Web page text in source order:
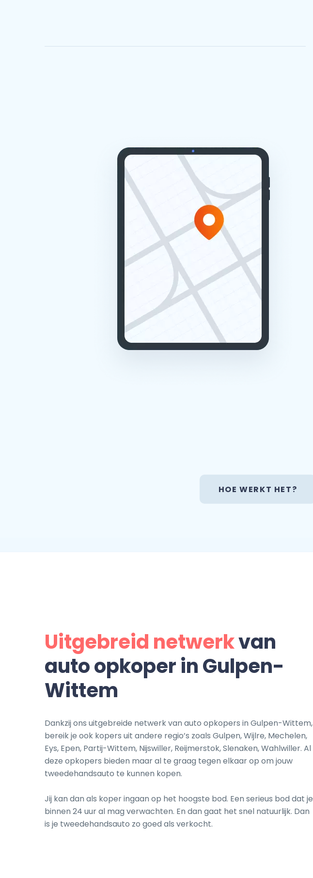
HOE WERKT HET?
Uitgebreid netwerkvan
auto opkoper in Gulpen-
Wittem
Dankzij ons uitgebreide netwerk van auto opkopers in Gulpen-Wittem,
bereik je ook kopers uit andere regio’s zoals Gulpen, Wijlre, Mechelen,
Eys, Epen, Partij-Wittem, Nijswiller, Reijmerstok, Slenaken, Wahlwiller. Al
deze opkopers bieden maar al te graag tegen elkaar op om jouw
tweedehandsauto te kunnen kopen.
Jij kan dan als koper ingaan op het hoogste bod. Een serieus bod dat je
binnen 24 uur al mag verwachten. En dan gaat het snel natuurlijk. Dan
is je tweedehandsauto zo goed als verkocht.